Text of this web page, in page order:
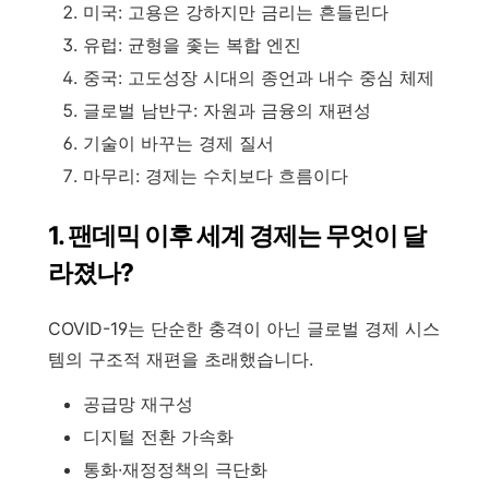
미국: 고용은 강하지만 금리는 흔들린다
유럽: 균형을 좇는 복합 엔진
중국: 고도성장 시대의 종언과 내수 중심 체제
글로벌 남반구: 자원과 금융의 재편성
기술이 바꾸는 경제 질서
마무리: 경제는 수치보다 흐름이다
1. 팬데믹 이후 세계 경제는 무엇이 달
라졌나?
COVID-19는 단순한 충격이 아닌 글로벌 경제 시스
템의 구조적 재편을 초래했습니다.
공급망 재구성
디지털 전환 가속화
통화·재정정책의 극단화